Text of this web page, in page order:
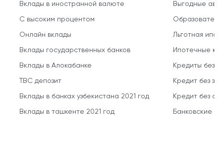
Вклады в иностранной валюте
С высоким процентом
Онлайн вклады
Вклады государственных банков
Вклады в Алокабанке
TBC депозит
Вклады в банках узбекистана 2021 год
Вклады в ташкенте 2021 год
Выгодные
Льготная
Ипотечные
Кредиты без
Кредит без
Кредит без
Банковские